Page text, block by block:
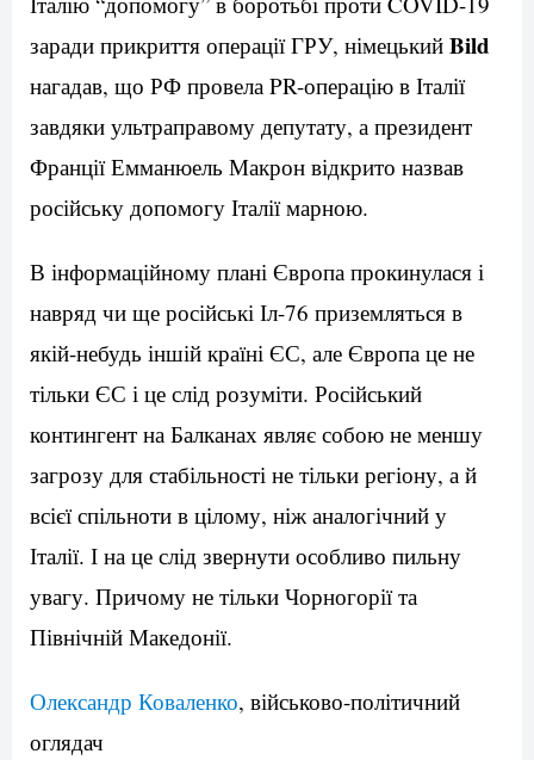
заради прикриття операції ГРУ, німецький Bild
нагадав, що РФ провела PR-операцію в Італії
завдяки ультраправому депутату, а президент
Франції Емманюель Макрон відкрито назвав
російську допомогу Італії марною.
В інформаційному плані Європа прокинулася і
навряд чи ще російські Іл-76 приземляться в
якій-небудь іншій країні ЄС, але Європа це не
тільки ЄС і це слід розуміти. Російський
контингент на Балканах являє собою не меншу
загрозу для стабільності не тільки регіону, а й
всієї спільноти в цілому, ніж аналогічний у
Італії. І на це слід звернути особливо пильну
увагу. Причому не тільки Чорногорії та
Північній Македонії.
Олександр Коваленко, військово-політичний
оглядач